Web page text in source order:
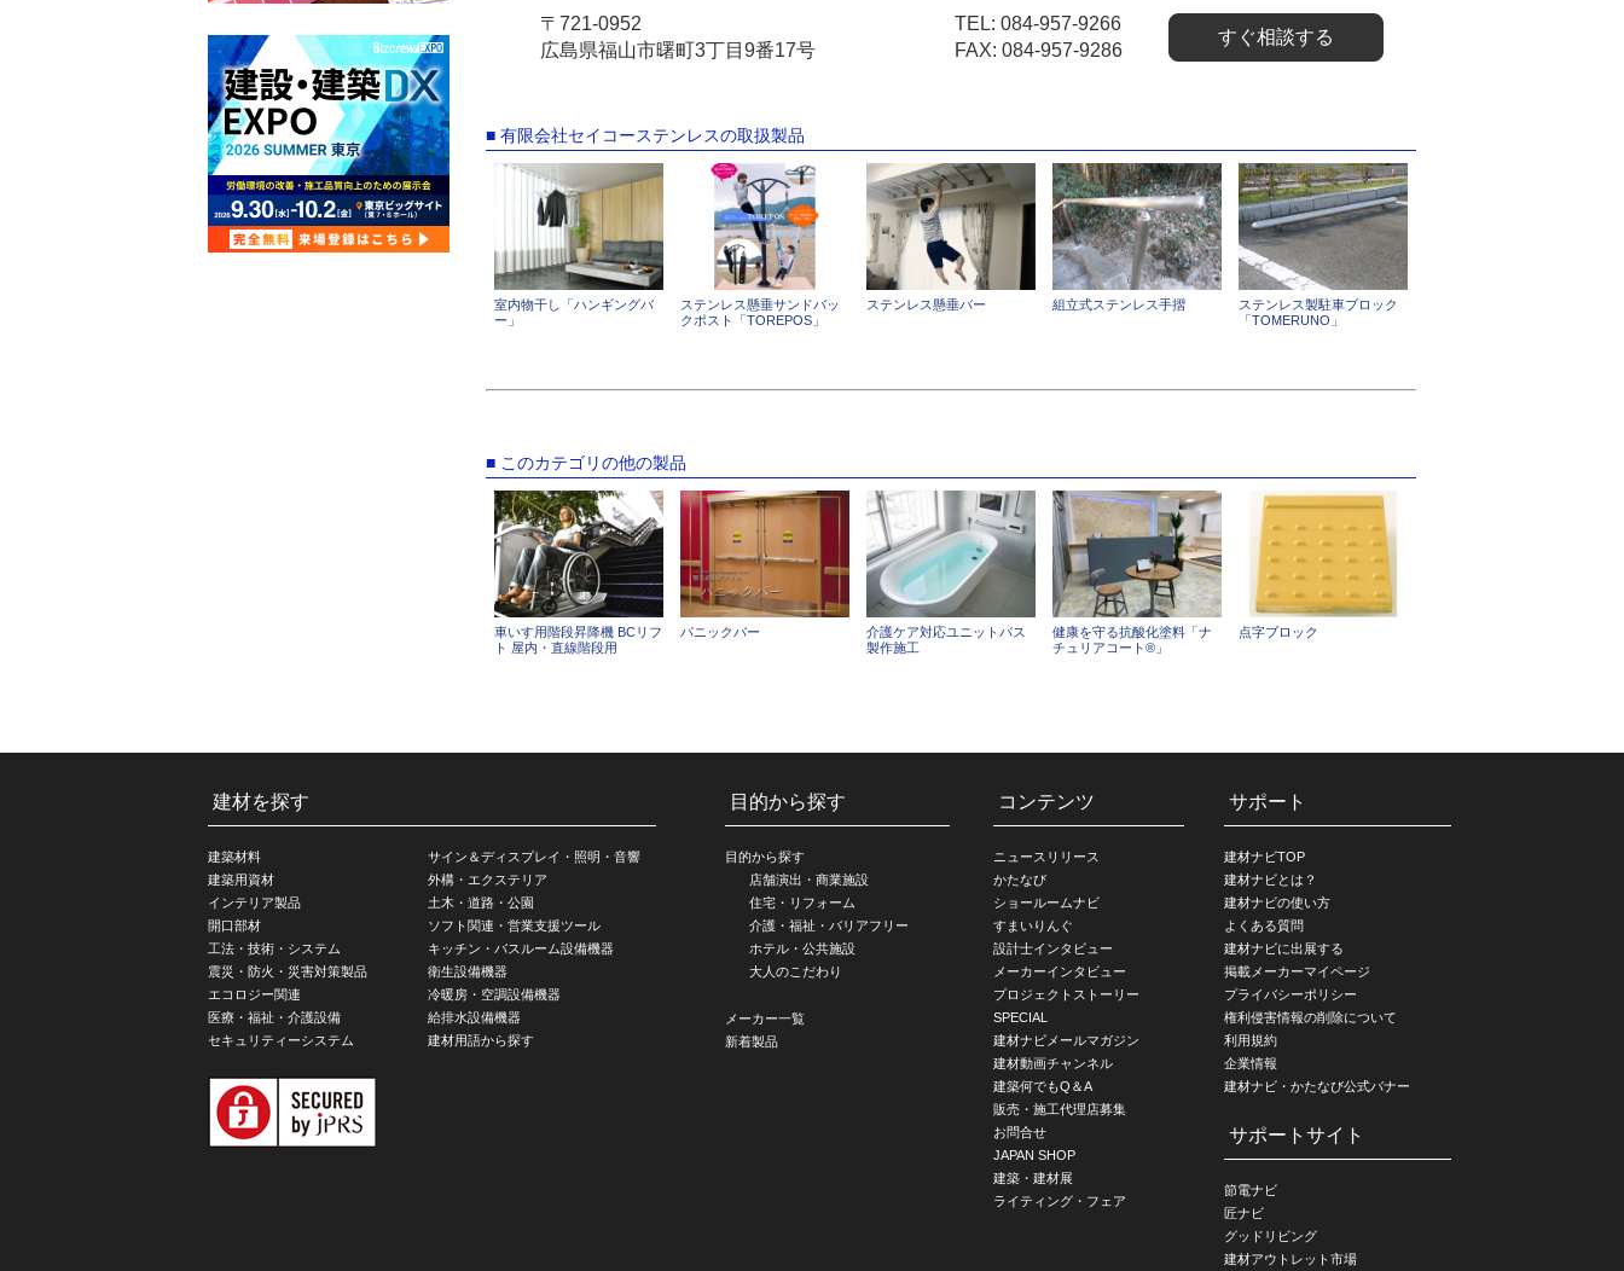
〒721-0952
広島県福山市曙町3丁目9番17号
TEL: 084-957-9266
FAX: 084-957-9286
すぐ相談する
■ 有限会社セイコーステンレスの取扱製品
室内物干し「ハンギングバ
ー」
ステンレス懸垂サンドバッ
クポスト「TOREPOS」
ステンレス懸垂バー 組立式ステンレス手摺
ステンレス製駐車ブロック
「TOMERUNO」
■ このカテゴリの他の製品
車いす用階段昇降機 BCリフ
ト 屋内・直線階段用
パニックバー
介護ケア対応ユニットバス
製作施工
健康を守る抗酸化塗料「ナ
チュリアコート®」
点字ブロック
建材を探す
建築材料
建築用資材
インテリア製品
開口部材
工法・技術・システム
震災・防火・災害対策製品
エコロジー関連
医療・福祉・介護設備
セキュリティーシステム
サイン＆ディスプレイ・照明・音響
外構・エクステリア
土木・道路・公園
ソフト関連・営業支援ツール
キッチン・バスルーム設備機器
衛生設備機器
冷暖房・空調設備機器
給排水設備機器
建材用語から探す
目的から探す
目的から探す
店舗演出・商業施設
住宅・リフォーム
介護・福祉・バリアフリー
ホテル・公共施設
大人のこだわり
メーカー一覧
新着製品
コンテンツ
ニュースリリース
かたなび
ショールームナビ
すまいりんぐ
設計士インタビュー
メーカーインタビュー
プロジェクトストーリー
SPECIAL
建材ナビメールマガジン
建材動画チャンネル
建築何でもQ＆A
販売・施工代理店募集
お問合せ
JAPAN SHOP
建築・建材展
ライティング・フェア
サポート
建材ナビTOP
建材ナビとは？
建材ナビの使い方
よくある質問
建材ナビに出展する
掲載メーカーマイページ
プライバシーポリシー
権利侵害情報の削除について
利用規約
企業情報
建材ナビ・かたなび公式バナー
サポートサイト
節電ナビ
匠ナビ
グッドリビング
建材アウトレット市場